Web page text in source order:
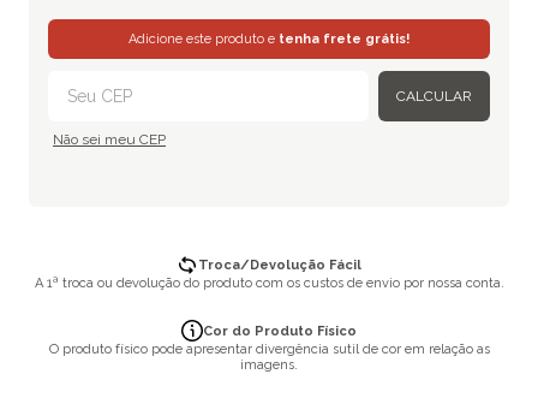
Adicione este produto e tenha frete grátis!
CALCULAR
Não sei meu CEP
Troca/Devolução Fácil
A 1ª troca ou devolução do produto com os custos de envio por nossa conta.
Cor do Produto Físico
O produto físico pode apresentar divergência sutil de cor em relação as
imagens.